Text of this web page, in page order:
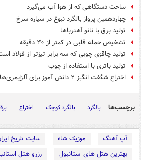
ساخت دستگاهی که از هوا آب می‌گیرد
چهاردهمین پرواز بالگرد نبوغ در سیاره سرخ
تولید برق با نانو آهنرباها
تشخیص حمله قلبی در کمتر از ۳۰ دقیقه
تولید چاقوی چوبی که سه برابر تیزتر از فولاد
تولید باتری با استفاده از چوب
اختراع شگفت انگیز ۲ دانش آموز برای آلزایمری‌ها
برچسب‌ها بالگرد بالگرد کوچک اختراع
آپ آهنگ موزیک شاه
سایت تاریخ
بهترین هتل های استانبول
رزرو هتل